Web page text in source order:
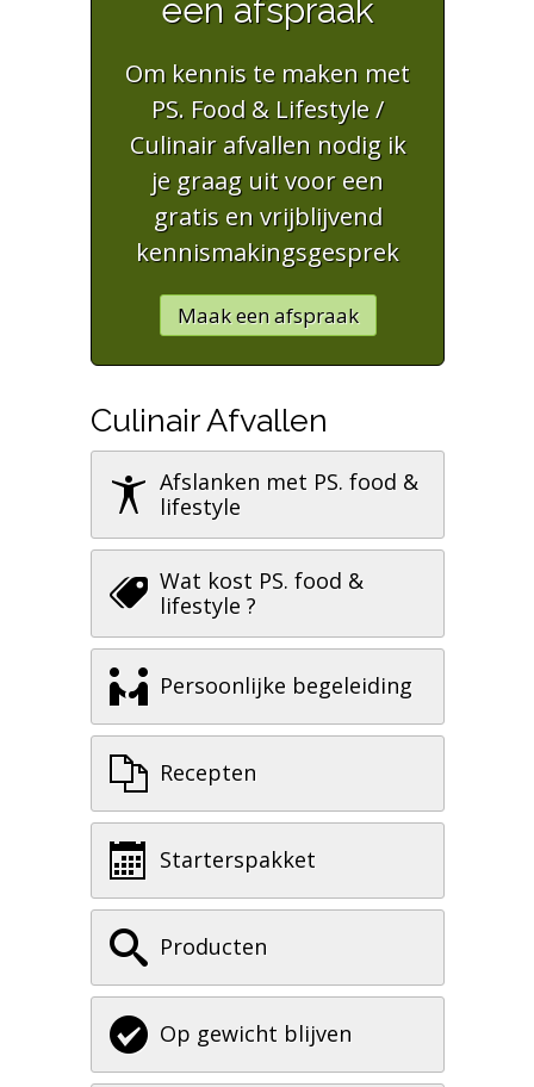
een afspraak
Om kennis te maken met
PS. Food & Lifestyle /
Culinair afvallen nodig ik
je graag uit voor een
gratis en vrijblijvend
kennismakingsgesprek
Maak een afspraak
Culinair Afvallen
Afslanken met PS. food &
lifestyle
Wat kost PS. food &
lifestyle ?
Persoonlijke begeleiding
Recepten
Starterspakket
Producten
Op gewicht blijven